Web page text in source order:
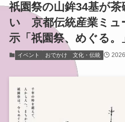
祇園祭の山鉾34基が
い 京都伝統産業ミュ
示「祇園祭、めぐる。
イベント おでかけ 文化・伝統